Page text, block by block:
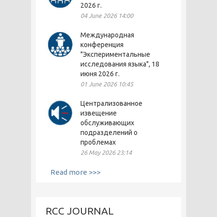
2026 г.
04 June 2026 14:00
Международная
конференция
"Экспериментальные
исследования языка", 18
июня 2026 г.
01 June 2026 10:45
Централизованное
извещение
обслуживающих
подразделений о
проблемах
26 May 2026 23:14
Read more >>>
RCC JOURNAL